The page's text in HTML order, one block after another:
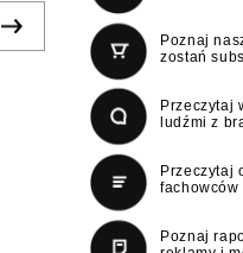
Poznaj
zostań
Przeczytaj
ludźmi z
Przeczytaj
fachowców
Poznaj